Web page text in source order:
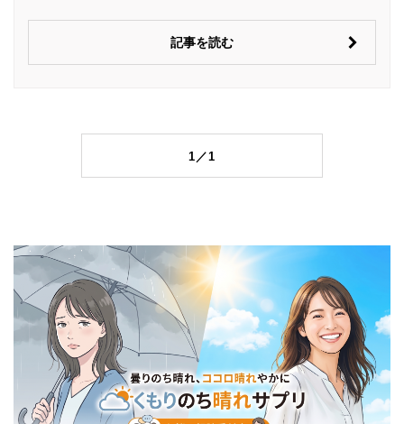
記事を読む
1／1